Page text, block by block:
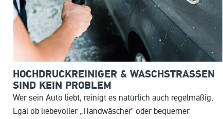
HOCHDRUCKREINIGER & WASCHSTRASSEN S
IND KEIN PROBLEM
Wer sein Auto liebt, reinigt es natürlich auch regelmäßig.
Egal ob liebevoller „Handwäscher“ oder bequemer